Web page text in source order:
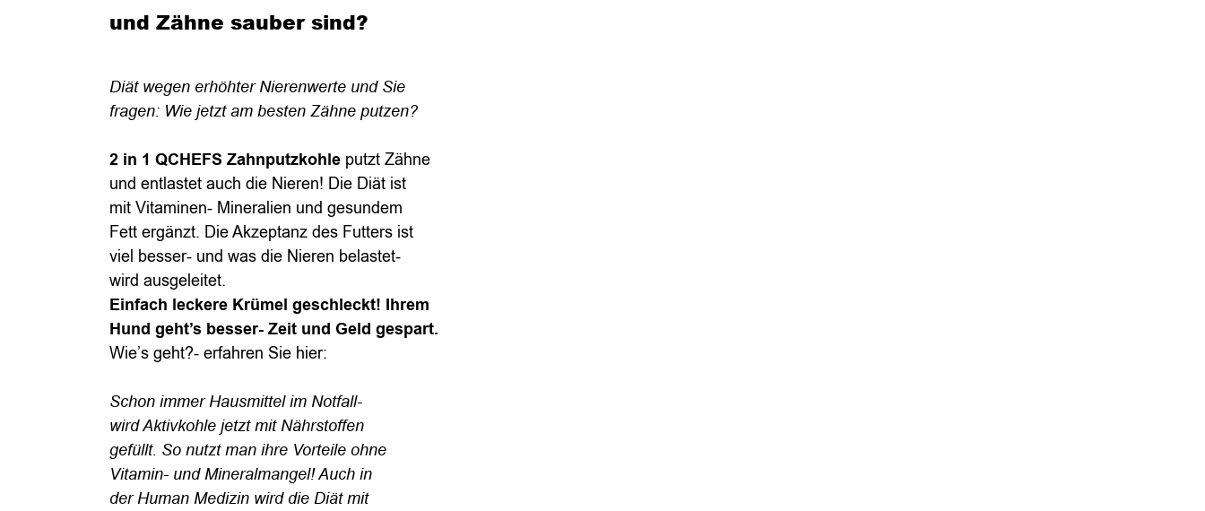
und Zähne sauber sind?
Diät wegen erhöhter Nierenwerte und Sie
fragen: Wie jetzt am besten Zähne putzen?
2 in 1 QCHEFS Zahnputzkohle putzt Zähne
und entlastet auch die Nieren! Die Diät ist
mit Vitaminen- Mineralien und gesundem
Fett ergänzt. Die Akzeptanz des Futters ist
viel besser- und was die Nieren belastet-
wird ausgeleitet.
Einfach leckere Krümel geschleckt! Ihrem
Hund geht’s besser- Zeit und Geld gespart.
Wie’s geht?- erfahren Sie hier:
Schon immer Hausmittel im Notfall-
wird Aktivkohle jetzt mit Nährstoffen
gefüllt. So nutzt man ihre Vorteile ohne
Vitamin- und Mineralmangel! Auch in
der Human Medizin wird die Diät mit